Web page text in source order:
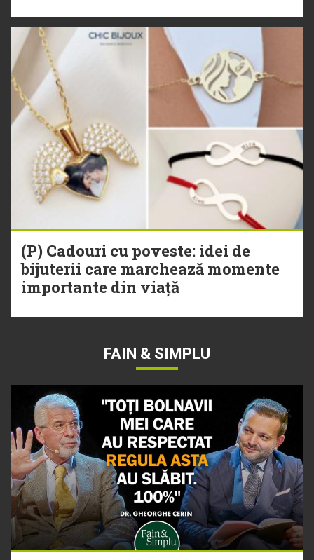
(P) Cadouri cu poveste: idei de
bijuterii care marchează momente
importante din viață
FAIN & SIMPLU